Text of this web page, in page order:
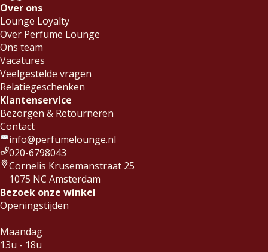
Over ons
Lounge Loyalty
Over Perfume Lounge
Ons team
Vacatures
Veelgestelde vragen
Relatiegeschenken
Klantenservice
Bezorgen & Retourneren
Contact
info@perfumelounge.nl
020-6798043
Cornelis Krusemanstraat 25
1075 NC Amsterdam
Bezoek onze winkel
Openingstijden
Maandag
13u - 18u